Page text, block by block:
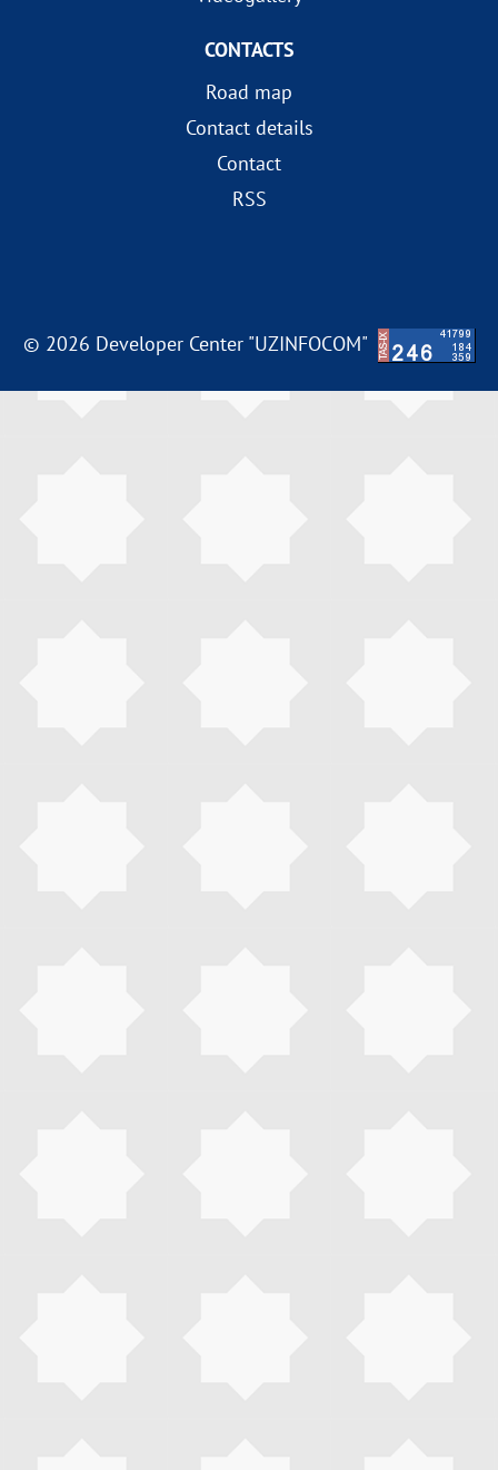
CONTACTS
Road map
Contact details
Contact
RSS
© 2026 Developer Center "UZINFOCOM"